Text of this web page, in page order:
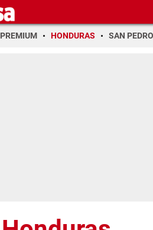
PREMIUM HONDURAS SAN PEDRO